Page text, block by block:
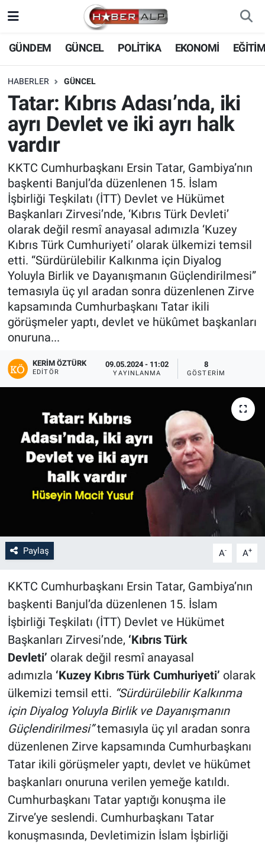
GÜNDEM GÜNCEL POLİTİKA EKONOMİ
HABERLER GÜNCEL
Tatar: Kıbrıs Adası’nda, iki
ayrı Devlet ve iki ayrı halk
vardır
KKTC Cumhurbaşkanı Ersin Tatar, Gambiya’nın
başkenti Banjul’da düzenlenen 15. İslam
İşbirliği Teşkilatı (İTT) Devlet ve Hükümet
Başkanları Zirvesi’nde, ‘Kıbrıs Türk Devleti’
olarak değil resmî anayasal adımızla ‘Kuzey
Kıbrıs Türk Cumhuriyeti’ olarak ülkemizi temsil
etti. “Sürdürülebilir Kalkınma için Diyalog
Yoluyla Birlik ve Dayanışmanın Güçlendirilmesi”
temasıyla üç yıl aradan sonra düzenlenen Zirve
kapsamında Cumhurbaşkanı Tatar ikili
görüşmeler yaptı, devlet ve hükûmet başkanları
onuruna...
KERIM ÖZTÜRK
EDITÖR
09.05.2024 - 11:02
YAYINLANMA
8
GÖSTERIM
Paylaş A- A+
KKTC Cumhurbaşkanı Ersin Tatar, Gambiya’nın
başkenti Banjul’da düzenlenen 15. İslam
İşbirliği Teşkilatı (İTT) Devlet ve Hükümet
Başkanları Zirvesi’nde, ‘Kıbrıs Türk
Devleti’ olarak değil resmî anayasal
adımızla ‘Kuzey Kıbrıs Türk Cumhuriyeti’ olarak
ülkemizi temsil etti. “Sürdürülebilir Kalkınma
için Diyalog Yoluyla Birlik ve Dayanışmanın
Güçlendirilmesi”temasıyla üç yıl aradan sonra
düzenlenen Zirve kapsamında Cumhurbaşkanı
Tatar ikili görüşmeler yaptı, devlet ve hükûmet
başkanları onuruna verilen yemeğe katıldı.
Cumhurbaşkanı Tatar yaptığı konuşma ile
Zirve’ye seslendi. Cumhurbaşkanı Tatar
konuşmasında, Devletimizin İslam İşbirliği
Nöbetçi Eczaneler
Hava Durumu
Trafik Durumu
Süper Lig Puan Durumu ve Fikstür
Tüm Manşetler
Son Dakika Haberleri
Haber Arşivi